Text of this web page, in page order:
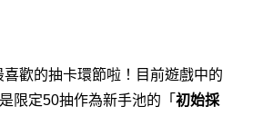
歡的抽卡環節啦！ 目前遊戲中的
限定50抽作為新手池的「 初始採